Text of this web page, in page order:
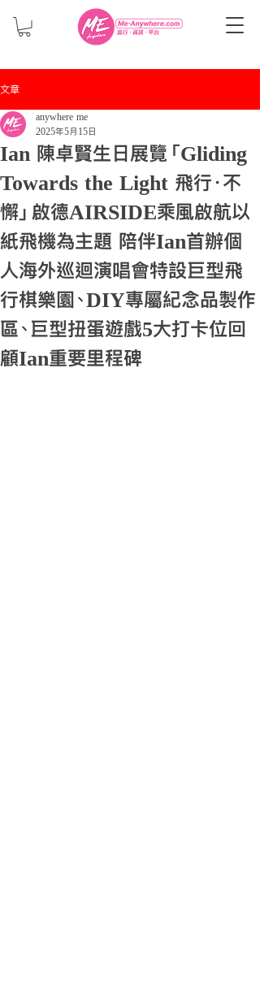
文章
Ian 陳卓賢生日展覽「Gliding
Towards the Light 飛行．不
懈」啟德AIRSIDE乘風啟航以
紙飛機為主題 陪伴Ian首辦個
人海外巡迴演唱會特設巨型飛
行棋樂園、DIY專屬紀念品製作
區、巨型扭蛋遊戲5大打卡位回
顧Ian重要里程碑
anywhere me
2025年5月15日